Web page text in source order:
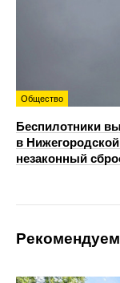
Общество
Беспилотники
в
незаконный
Рекомендуем